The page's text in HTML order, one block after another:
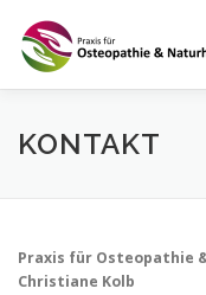
Inhalt
springen
STARTSEITE
KONTAKT
Praxis für Osteopathie
Christiane Kolb